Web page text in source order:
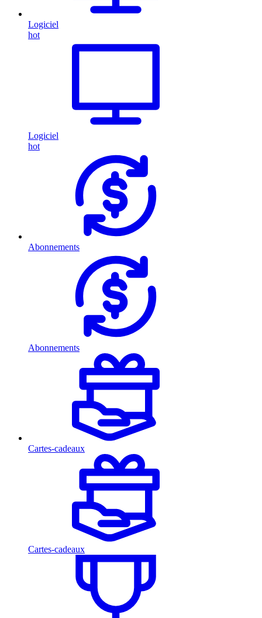
Logiciel
hot
Logiciel
hot
Abonnements
Abonnements
Cartes-cadeaux
Cartes-cadeaux